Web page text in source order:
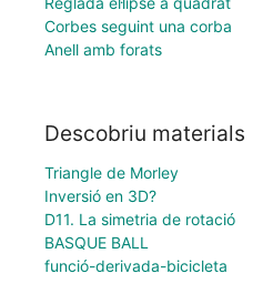
Corbes seguint una corba
Anell amb forats
Descobriu materials
Triangle de Morley
Inversió en 3D?
D11. La simetria de rotació
BASQUE BALL
funció-derivada-bicicleta